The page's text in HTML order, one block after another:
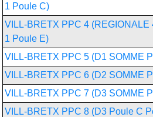
1 Poule C)
VILL-BRETX PPC 4
1 Poule E)
VILL-BRETX PPC 5 (D1 SOMME
VILL-BRETX PPC 6 (D2 SOMME
VILL-BRETX PPC 7 (D3 SOMME
VILL-BRETX PPC 8 (D3 Poule C